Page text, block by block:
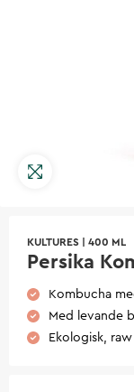
KULTURES 400 ML
Persika
Kombucha
Med levande
Ekologisk,